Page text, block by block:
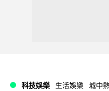
科技娛樂 生活娛樂 城中